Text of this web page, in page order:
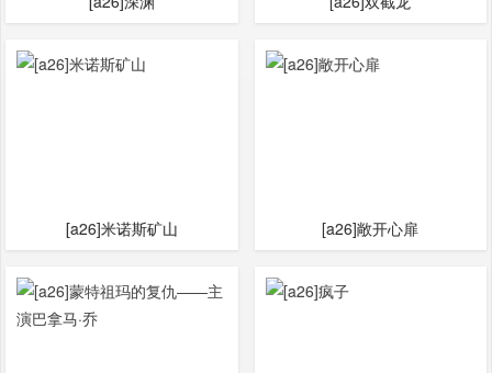
[a26]米诺斯矿山 [a26]敞开心扉